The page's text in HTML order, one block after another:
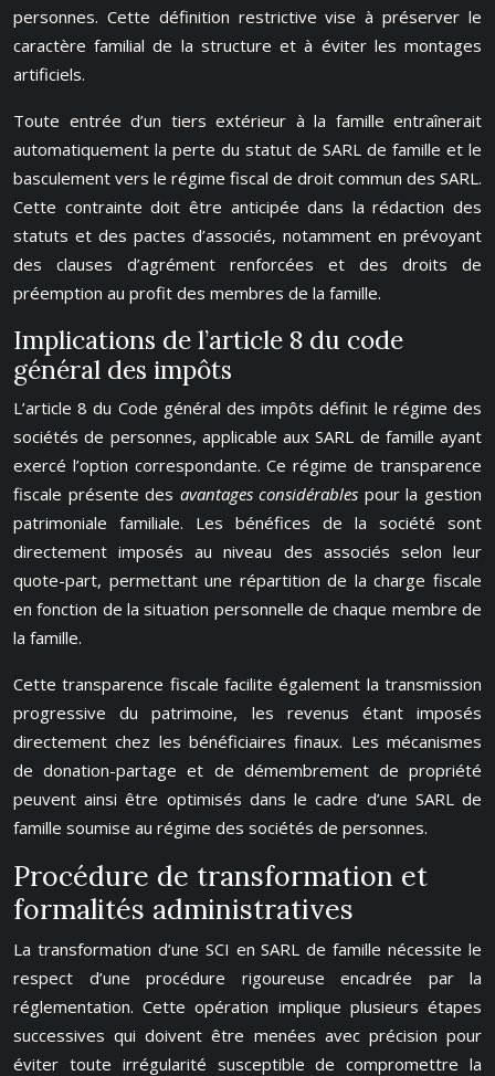
personnes. Cette définition restrictive vise à préserver le
caractère familial de la structure et à éviter les montages
artificiels.
Toute entrée d’un tiers extérieur à la famille entraînerait
automatiquement la perte du statut de SARL de famille et le
basculement vers le régime fiscal de droit commun des SARL.
Cette contrainte doit être anticipée dans la rédaction des
statuts et des pactes d’associés, notamment en prévoyant
des clauses d’agrément renforcées et des droits de
préemption au profit des membres de la famille.
Implications de l’article 8 du code
général des impôts
L’article 8 du Code général des impôts définit le régime des
sociétés de personnes, applicable aux SARL de famille ayant
exercé l’option correspondante. Ce régime de transparence
fiscale présente des avantages considérables pour la gestion
patrimoniale familiale. Les bénéfices de la société sont
directement imposés au niveau des associés selon leur
quote-part, permettant une répartition de la charge fiscale
en fonction de la situation personnelle de chaque membre de
la famille.
Cette transparence fiscale facilite également la transmission
progressive du patrimoine, les revenus étant imposés
directement chez les bénéficiaires finaux. Les mécanismes
de donation-partage et de démembrement de propriété
peuvent ainsi être optimisés dans le cadre d’une SARL de
famille soumise au régime des sociétés de personnes.
Procédure de transformation et
formalités administratives
La transformation d’une SCI en SARL de famille nécessite le
respect d’une procédure rigoureuse encadrée par la
réglementation. Cette opération implique plusieurs étapes
successives qui doivent être menées avec précision pour
éviter toute irrégularité susceptible de compromettre la